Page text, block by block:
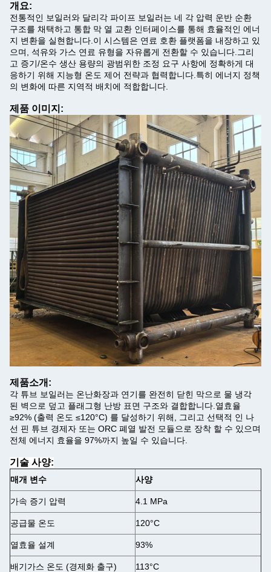
개요:
전통적인 보일러와 달리각 파이프 보일러는 네 각 압력 운반 순환
구조를 채택하고 통합 막 열 교환 인터페이스를 통해 효율적인 에너
지 변환을 실현합니다.이 시스템은 연료 호환 플랫폼을 내장하고 있
으며, 석유와 가스 연료 유형을 자유롭게 전환할 수 있습니다.그리
고 증기/온수 생산 용량의 광범위한 조정 요구 사항에 정확하게 대
응하기 위해 지능형 온도 제어 전략과 협력합니다.특히 에너지 정책
의 변화에 따른 지역적 배치에 적합합니다.
제품 이미지:
제품소개:
각 튜브 보일러는 온난화장과 연기를 완전히 닫힌 막으로 물 냉각
된 벽으로 덮고 플래그형 난방 표면 구조와 결합합니다.열효율
≥92% (출력 온도 ≤120°C) 를 달성하기 위해, 그리고 선택적 인 나
선 핀 튜브 경제자 또는 ORC 폐열 발전 모듈으로 장착 할 수 있으며
전체 에너지 효율을 97%까지 높일 수 있습니다.
기술 사양:
매개 변수 사양
가속 증기 압력 4.1 MPa
공급물 온도 120°C
열효율 설계 93%
배기가스 온도 (경제화 출구) 113°C